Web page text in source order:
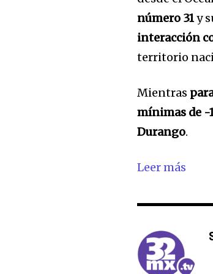
número 31y
interacción
territorio
Mientras
mínimas de -
Durango.
Leer más